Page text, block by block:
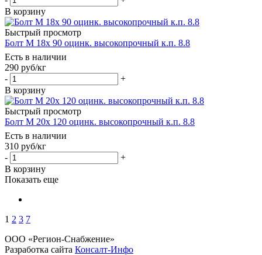
В корзину
Быстрый просмотр
Болт М 18х 90 оцинк. высокопрочный к.п. 8.8
Есть в наличии
290 руб/кг
-
+
В корзину
Быстрый просмотр
Болт М 20х 120 оцинк. высокопрочный к.п. 8.8
Есть в наличии
310 руб/кг
-
+
В корзину
Показать еще
1 2 3 7
ООО «Регион-Снабжение»
Разработка сайта Консалт-Инфо